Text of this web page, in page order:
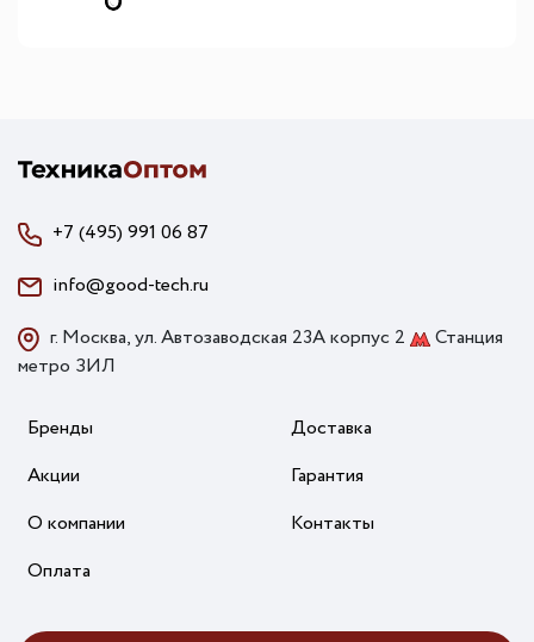
+7 (495) 991 06 87
info@good-tech.ru
г. Москва, ул. Автозаводская 23А корпус 2
Станция
метро ЗИЛ
Бренды
Акции
О компании
Оплата
Доставка
Гарантия
Контакты